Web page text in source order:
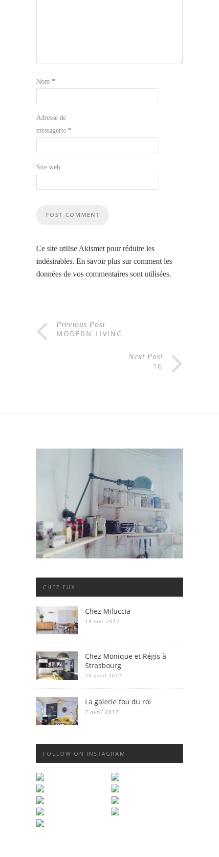
Nom *
Adresse de
messagerie *
Site web
Ce site utilise Akismet pour réduire les
indésirables. En savoir plus sur comment les
données de vos commentaires sont utilisées.
Previous Post
MODERN LIVING
Next Post
16
CHEZ EUX
Chez Miluccia
19 mai 2017
Chez Monique et Régis à
Strasbourg
20 avril 2017
La galerie fou du roi
7 avril 2017
FOLLOW ON INSTAGRAM